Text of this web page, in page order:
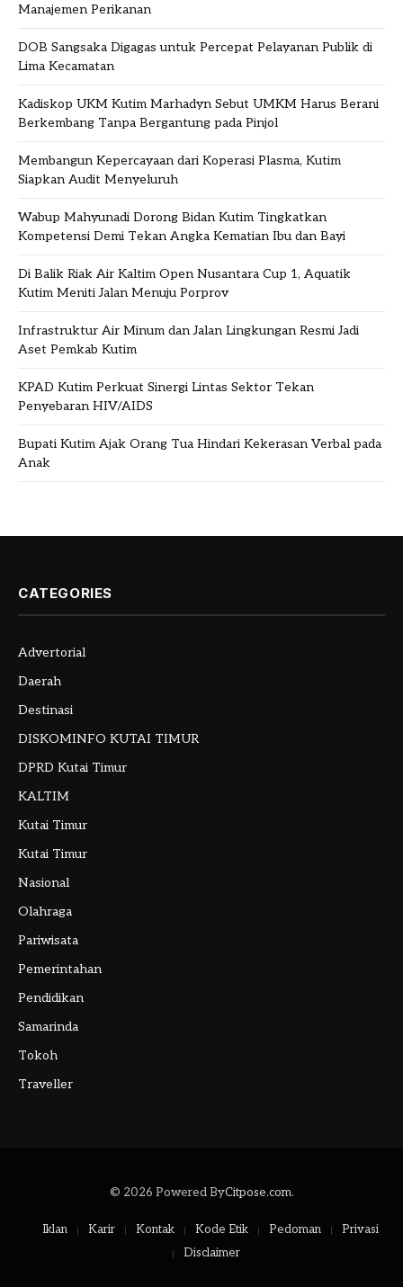
Manajemen Perikanan
DOB Sangsaka Digagas untuk Percepat Pelayanan Publik di
Lima Kecamatan
Kadiskop UKM Kutim Marhadyn Sebut UMKM Harus Berani
Berkembang Tanpa Bergantung pada Pinjol
Membangun Kepercayaan dari Koperasi Plasma, Kutim
Siapkan Audit Menyeluruh
Wabup Mahyunadi Dorong Bidan Kutim Tingkatkan
Kompetensi Demi Tekan Angka Kematian Ibu dan Bayi
Di Balik Riak Air Kaltim Open Nusantara Cup 1, Aquatik
Kutim Meniti Jalan Menuju Porprov
Infrastruktur Air Minum dan Jalan Lingkungan Resmi Jadi
Aset Pemkab Kutim
KPAD Kutim Perkuat Sinergi Lintas Sektor Tekan
Penyebaran HIV/AIDS
Bupati Kutim Ajak Orang Tua Hindari Kekerasan Verbal pada
Anak
CATEGORIES
Advertorial
Daerah
Destinasi
DISKOMINFO KUTAI TIMUR
DPRD Kutai Timur
KALTIM
Kutai Timur
Kutai Timur
Nasional
Olahraga
Pariwisata
Pemerintahan
Pendidikan
Samarinda
Tokoh
Traveller
© 2026 Powered ByCitpose.com.
Iklan Karir Kontak Kode Etik Pedoman
Privasi
Disclaimer